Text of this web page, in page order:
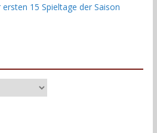
15 Spieltage der Saison